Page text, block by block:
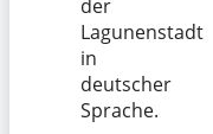
der
Lagunenstadt
in
deutscher
Sprache.